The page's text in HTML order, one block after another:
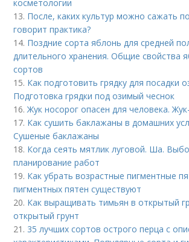
косметологии
13. После, каких культур можно сажать
говорит практика?
14. Поздние сорта яблонь для средней
длительного хранения. Общие свойства
сортов
15. Как подготовить грядку для посадки
Подготовка грядки под озимый чеснок
16.Жук носорог опасен для человека.
17. Как сушить баклажаны в домашних
Сушеные баклажаны
18. Когда сеять мятлик луговой. Ша.
планирование работ
19. Как убрать возрастные пигментные
пигментных пятен существуют
20. Как выращивать тимьян в открытый
открытый грунт
21. 35 лучших сортов острого перца с